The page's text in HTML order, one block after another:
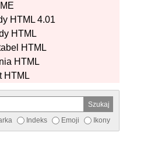
HTML 4.01
HTML
HTML
HTML
HTML
Indeks Emoji Ikony